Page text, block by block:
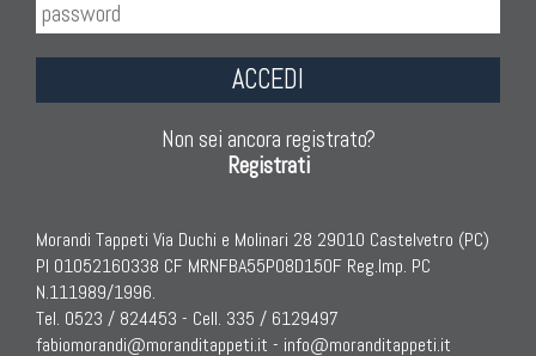
TAPPETI PER ARREDAMENTO
Tappeti Turchi Vecchi E Nuovi
Tappeti Turcomanni Vecchi E Nuovi
Tappeti Beluci
Tappeti Dal Mondo
ACCEDI
Non sei ancora registrato?
Registrati
Morandi Tappeti Via Duchi e Molinari 28 29010 Castelvetro (PC)
PI 01052160338 CF MRNFBA55P08D150F Reg.Imp. PC
N.111989/1996.
Tel. 0523 / 824453 - Cell. 335 / 6129497
fabiomorandi@moranditappeti.it - info@moranditappeti.it